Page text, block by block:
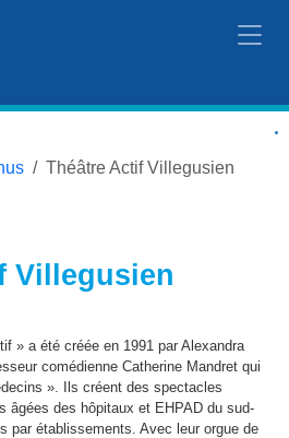
Théâtre Actif Villegusien
Villegusien
» a été créée en 1991 par Alexandra
comédienne Catherine Mandret qui
». Ils créent des spectacles
âgées des hôpitaux et EHPAD du sud-
par établissements. Avec leur orgue de